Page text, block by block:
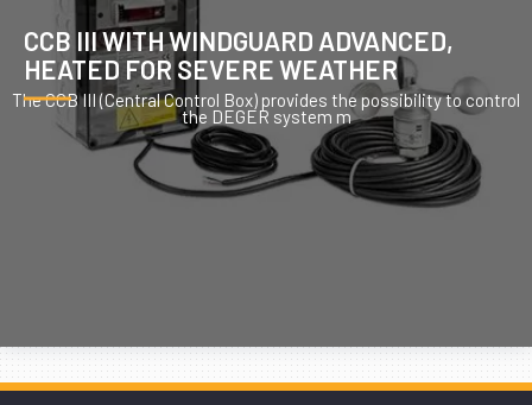
CCB III WITH WINDGUARD ADVANCED,
HEATED FOR SEVERE WEATHER
The CCB III (Central Control Box) provides the possibility to control
the DEGER system m